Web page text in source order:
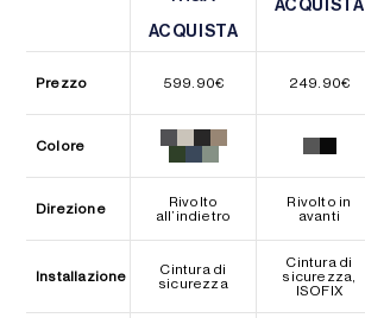
ACQUISTA
ACQUISTA
ACQUISTA
Prezzo 599.90€ 249.90€
Colore
Direzione
Rivolto
all’indietro
Rivolto in
avanti
Installazione
Cintura di
sicurezza
Cintura di
sicurezza,
ISOFIX